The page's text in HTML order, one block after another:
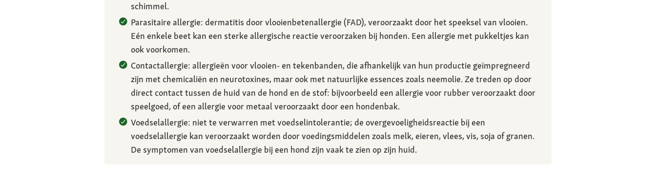
schimmel.
Parasitaire allergie: dermatitis door vlooienbetenallergie (FAD), veroorzaakt door het speeksel van vlooien.
Eén enkele beet kan een sterke allergische reactie veroorzaken bij honden. Een allergie met pukkeltjes kan
ook voorkomen.
Contactallergie: allergieën voor vlooien- en tekenbanden, die afhankelijk van hun productie geïmpregneerd
zijn met chemicaliën en neurotoxines, maar ook met natuurlijke essences zoals neemolie. Ze treden op door
direct contact tussen de huid van de hond en de stof: bijvoorbeeld een allergie voor rubber veroorzaakt door
speelgoed, of een allergie voor metaal veroorzaakt door een hondenbak.
Voedselallergie: niet te verwarren met voedselintolerantie; de overgevoeligheidsreactie bij een
voedselallergie kan veroorzaakt worden door voedingsmiddelen zoals melk, eieren, vlees, vis, soja of granen.
De symptomen van voedselallergie bij een hond zijn vaak te zien op zijn huid.